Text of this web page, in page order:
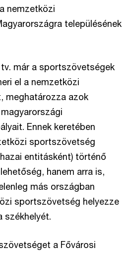
nemzetközi
településének
már a sportszövetségek
el a nemzetközi
meghatározza azok
Ennek keretében
sportszövetség
entitásként) történő
hanem arra is,
más országban
sportszövetség helyezze
székhelyét.
a Fővárosi